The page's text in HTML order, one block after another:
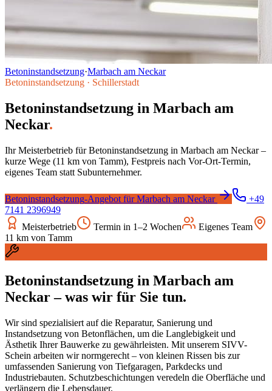
Betoninstandsetzung·Marbach am Neckar
Betoninstandsetzung · Schillerstadt
Betoninstandsetzung in Marbach am
Neckar.
Ihr Meisterbetrieb fürBetoninstandsetzung in Marbach am Neckar–
kurze Wege (11 km von Tamm), Festpreis nach Vor-Ort-Termin,
eigenes Team statt Subunternehmer.
Betoninstandsetzung-Angebot fürMarbach am Neckar
+49
7141 2396949
Meisterbetrieb
Termin in 1–2 Wochen
Eigenes Team
11 km von Tamm
Betoninstandsetzung in Marbach am
Neckar– was wir für Sie tun.
Wir sind spezialisiert auf die Reparatur, Sanierung und
Instandsetzung von Betonflächen, um die Langlebigkeit und
Ästhetik Ihrer Bauwerke zu gewährleisten. Mit unserem SIVV-
Schein arbeiten wir normgerecht – von kleinen Rissen bis zur
umfassenden Sanierung von Tiefgaragen, Parkdecks und
Industriebauten. Schutzbeschichtungen veredeln die Oberfläche und
verlängern die Lebensdauer.